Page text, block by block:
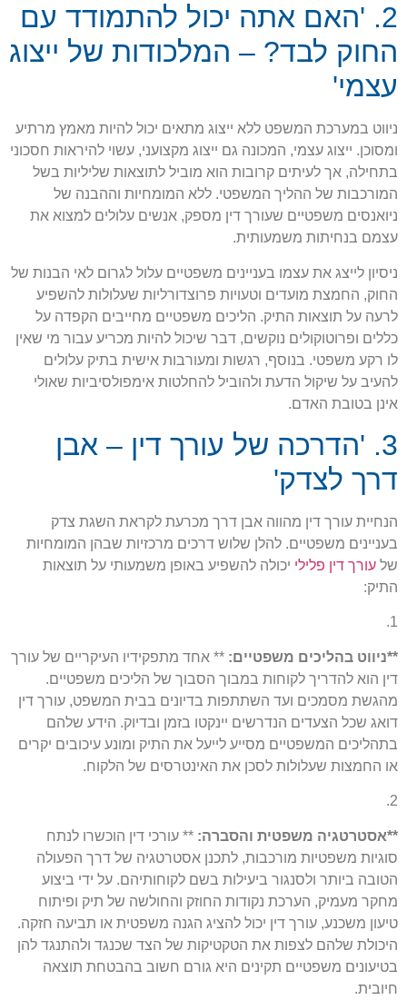
2. 'האם אתה יכול להתמודד עם
החוק לבד? – המלכודות של ייצוג
עצמי'
ניווט במערכת המשפט ללא ייצוג מתאים יכול להיות מאמץ מרתיע
ומסוכן. ייצוג עצמי, המכונה גם ייצוג מקצועני, עשוי להיראות חסכוני
בתחילה, אך לעיתים קרובות הוא מוביל לתוצאות שליליות בשל
המורכבות של ההליך המשפטי. ללא המומחיות וההבנה של
ניואנסים משפטיים שעורך דין מספק, אנשים עלולים למצוא את
עצמם בנחיתות משמעותית.
ניסיון לייצג את עצמו בעניינים משפטיים עלול לגרום לאי הבנות של
החוק, החמצת מועדים וטעויות פרוצדורליות שעלולות להשפיע
לרעה על תוצאות התיק. הליכים משפטיים מחייבים הקפדה על
כללים ופרוטוקולים נוקשים, דבר שיכול להיות מכריע עבור מי שאין
לו רקע משפטי. בנוסף, רגשות ומעורבות אישית בתיק עלולים
להעיב על שיקול הדעת ולהוביל להחלטות אימפולסיביות שאולי
אינן בטובת האדם.
3. 'הדרכה של עורך דין – אבן
דרך לצדק'
הנחיית עורך דין מהווה אבן דרך מכרעת לקראת השגת צדק
בעניינים משפטיים. להלן שלוש דרכים מרכזיות שבהן המומחיות
של עורך דין פלילי יכולה להשפיע באופן משמעותי על תוצאות
התיק:
1.
**ניווט בהליכים משפטיים: ** אחד מתפקידיו העיקריים של עורך
דין הוא להדריך לקוחות במבוך הסבוך של הליכים משפטיים.
מהגשת מסמכים ועד השתתפות בדיונים בבית המשפט, עורך דין
דואג שכל הצעדים הנדרשים יינקטו בזמן ובדיוק. הידע שלהם
בתהליכים המשפטיים מסייע לייעל את התיק ומונע עיכובים יקרים
או החמצות שעלולות לסכן את האינטרסים של הלקוח.
2.
**אסטרטגיה משפטית והסברה: ** עורכי דין הוכשרו לנתח
סוגיות משפטיות מורכבות, לתכנן אסטרטגיה של דרך הפעולה
הטובה ביותר ולסנגור ביעילות בשם לקוחותיהם. על ידי ביצוע
מחקר מעמיק, הערכת נקודות החוזק והחולשה של תיק ופיתוח
טיעון משכנע, עורך דין יכול להציג הגנה משפטית או תביעה חזקה.
היכולת שלהם לצפות את הטקטיקות של הצד שכנגד ולהתנגד להן
בטיעונים משפטיים תקינים היא גורם חשוב בהבטחת תוצאה
חיובית.